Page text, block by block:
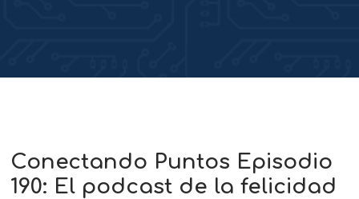
Conectando Puntos Episodio
190: El podcast de la felicidad